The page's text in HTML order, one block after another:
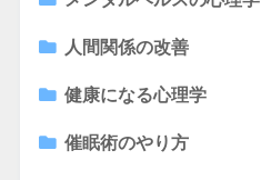
人間関係の改善
健康になる心理学
催眠術のやり方